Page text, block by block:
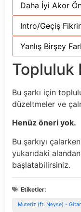
Daha İyi Akor
Intro/Geçiş
Yanlış Birşey
Topluluk
Bu şarkı için
düzeltmeler ve
Henüz öneri yok.
Bu şarkıyı
yukarıdaki
başlatabilirsiniz.
Etiketler:
Muteriz (ft. Neyse) - Gitar